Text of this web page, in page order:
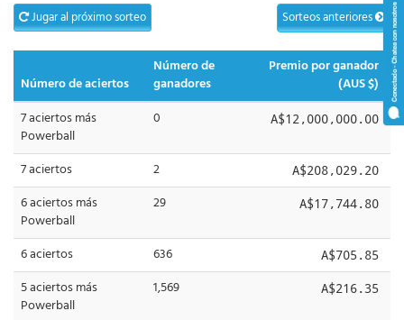
Jugar al próximo sorteo Sorteos anteriores
Número de aciertos
Número de
ganadores
Premio por ganador
(AUS $)
7 aciertos más
Powerball
0 A$12,000,000.00
7 aciertos 2 A$208,029.20
6 aciertos más
Powerball
29 A$17,744.80
6 aciertos 636 A$705.85
5 aciertos más
Powerball
1,569 A$216.35